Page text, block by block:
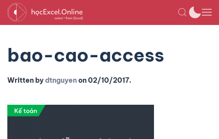
bao-cao-access
Written bydtnguyenon02/10/2017.